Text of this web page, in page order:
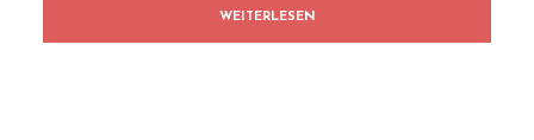
WEITERLESEN